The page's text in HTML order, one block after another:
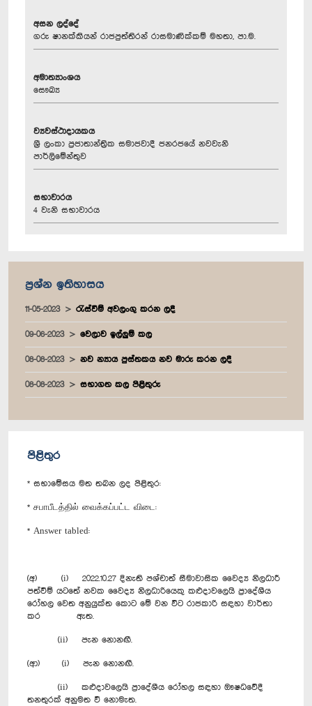
අසන ලද්දේ
ගරු ෂානක්කියන් රාජපුත්තිරන් රාසමාණික්කම් මහතා, පා.ම.
අමාත්‍යාංශය
සෞඛ්‍ය
ව්‍යවස්ථාදායකය
ශ්‍රී ලංකා ප්‍රජාතාන්ත්‍රික සමාජවාදී ජනරජයේ නවවැනි
පාර්ලිමේන්තුව
සභාවාරය
4 වැනි සභාවාරය
ප්‍රශ්න ඉතිහාසය
11-05-2023 රැස්වීම් අවලංගු කරන ලදී
09-06-2023 වෙලාව ඉල්ලුම් කල
08-08-2023 නව න්‍යාය පුස්තකය නව මාරු කරන ලදී
08-08-2023 සභාගත කල පිළිතුරු
පිළිතුර
* සභාමේසය මත තබන ලද පිළිතුර:
* சபாபீடத்தில் வைக்கப்பட்ட விடை:
* Answer tabled:
(අ) (i) 2022.10.27 දිනැති පශ්චාත් සීමාවාසික වෛද්‍ය නිලධාරී
පත්වීම් යටතේ නවක වෛද්‍ය නිලධාරියෙකු කළුදාවලෙයි ප්‍රාදේශීය
රෝහල වෙත අනුයුක්ත කොට මේ වන විට රාජකාරි සඳහා වාර්තා
කර ඇත.
(ii) පැන නොනඟී.
(ආ) (i) පැන නොනඟී.
(ii) කළුදාවලෙයි ප්‍රාදේශීය රෝහල සඳහා ඖෂධවේදී
තනතුරක් අනුමත වී නොමැත.